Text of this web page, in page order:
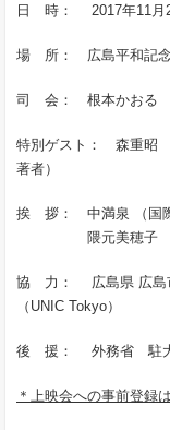
日 時： 2017年11月
場 所： 広島平和記念
司 会： 根本かおる （
特別ゲスト： 森重昭
著者）
挨 拶： 中満泉 （国際
隈元美穂子 （国際
協 力： 広島県 広島
（UNIC Tokyo）
後 援： 外務省 駐大
＊上映会への事前登録